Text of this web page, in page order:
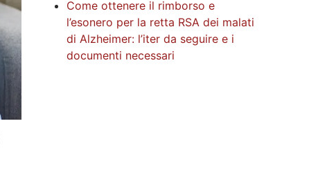
Come ottenere il rimborso e
l’esonero per la retta RSA dei malati
di Alzheimer: l’iter da seguire e i
documenti necessari